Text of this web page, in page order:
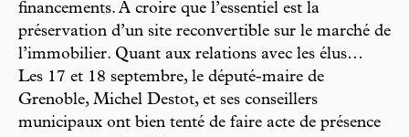
financements. À croire que l’essentiel est la
préservation d’un site reconvertible sur le marché de
l’immobilier. Quant aux relations avec les élus…
Les 17 et 18 septembre, le député-maire de
Grenoble, Michel Destot, et ses conseillers
municipaux ont bien tenté de faire acte de présence